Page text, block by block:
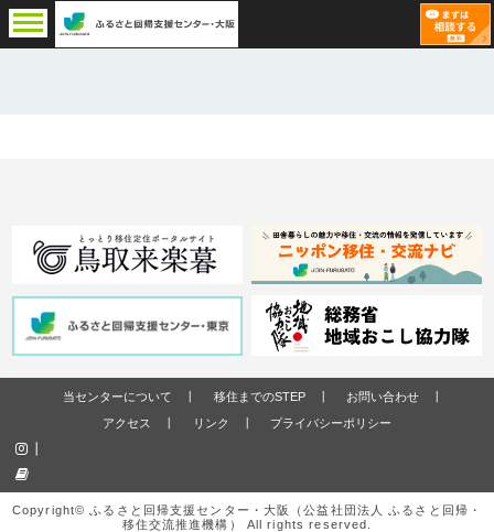
当センターについて 移住までのSTEP
お問い合わせ
アクセス
リンク プライバシーポリシー
Copyright© ふるさと回帰支援センター・大阪（公益社団法人 ふるさと回帰・
移住交流推進機構） All rights reserved.